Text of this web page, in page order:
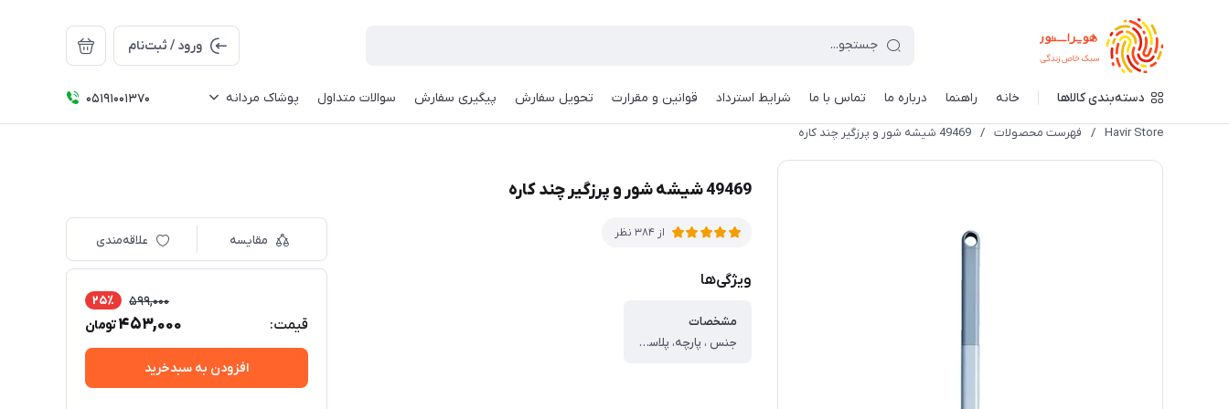
ورود / ثبت‌نام
دسته‌بندی کالاها خانه راهنما درباره ما تماس با ما شرایط استرداد قوانین و مقرارت تحویل سفارش پیگیری سفارش سوالات متداول پوشاک مردانه 05191001370
Havir Store
/ فهرست محصولات / 49469 شیشه شور و پرزگیر چند کاره
49469 شیشه شور و پرزگیر چند کاره
از 384 نظر
ویژگی‌ها
مشخصات
جنس ، پارچه، پلاستیک، سیلیکون ، سایر توضیحات ، قابل شستشو ، الیاف نرم و متراکم ، عملکرد چندمنظوره ، دسته قابل جدا شدن ، وزن سبک و قابل حمل ، مناسب برای استفاده روزانه ، امکان استفاده برای جمع کردن مو و پرز ، حذف آب و لکه از روی شیشه بدون ایجاد خش ، طراحی دسته‌دار ارگونومیک استفاده آسان و بدون خستگی ، مناسب برای شستشو شیشه ها و تمیز کاری های آشپزخانه و ...
مقایسه علاقه‌مندی
قیمت:
599,000 25٪
453,000تومان
افزودن به سبدخرید